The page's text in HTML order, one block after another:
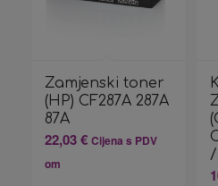
Zamjenski toner
(HP) CF287A 287A
87A
22,03€ Cijena s PDV
om
/